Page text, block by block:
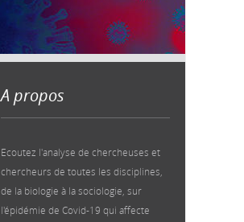
A propos
Ecoutez l'analyse de chercheuses et
chercheurs de toutes les disciplines,
de la biologie à la sociologie, sur
l'épidémie de Covid-19 qui affecte